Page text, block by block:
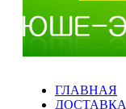
ГЛАВНАЯ
ДОСТАВКА